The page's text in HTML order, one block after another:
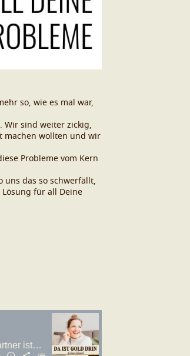
so, wie es mal war,
Wir sind weiter zickig,
machen wollten und wir
Probleme vom Kern
uns das so schwerfällt,
für all Deine